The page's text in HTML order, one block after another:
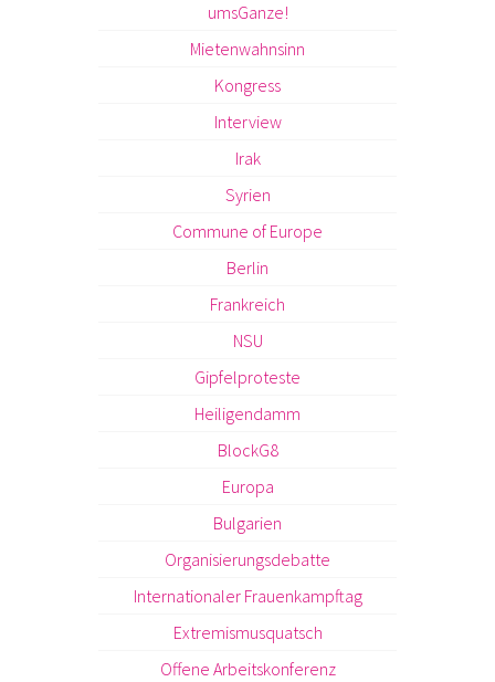
umsGanze!
Mietenwahnsinn
Kongress
Interview
Irak
Syrien
Commune of Europe
Berlin
Frankreich
NSU
Gipfelproteste
Heiligendamm
BlockG8
Europa
Bulgarien
Organisierungsdebatte
Internationaler Frauenkampftag
Extremismusquatsch
Offene Arbeitskonferenz